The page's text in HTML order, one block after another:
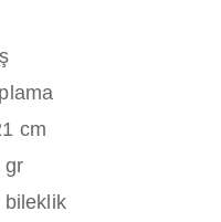
cm
gr